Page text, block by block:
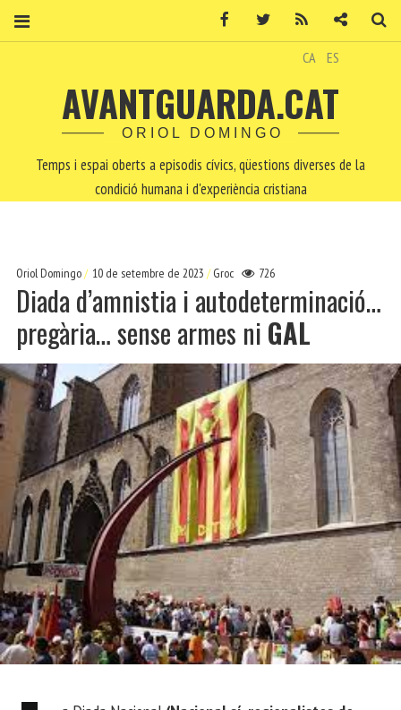
CA ES
AVANTGUARDA.CAT
ORIOL DOMINGO
Temps i espai oberts a episodis cívics, qüestions diverses de la
condició humana i d'experiència cristiana
Oriol Domingo 10 de setembre de 2023 Groc 726
Diada d’amnistia i autodeterminació…
pregària… sense armes ni GAL
Facebook Twitter Contacte